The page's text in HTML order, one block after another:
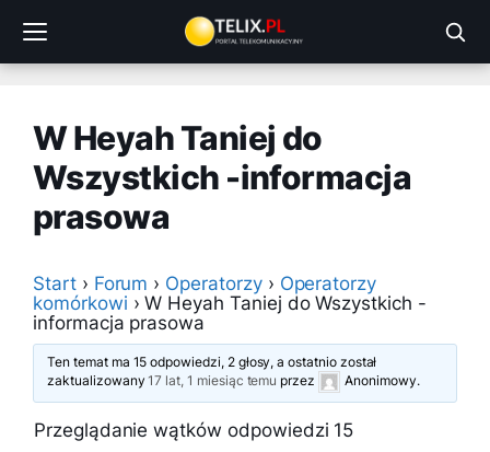
treści
W Heyah Taniej do
Wszystkich -informacja
prasowa
Start › Forum › Operatorzy › Operatorzy
komórkowi › W Heyah Taniej do Wszystkich -
informacja prasowa
Ten temat ma 15 odpowiedzi, 2 głosy, a ostatnio został
zaktualizowany17 lat, 1 miesiąc temu przez Anonimowy.
Przeglądanie wątków odpowiedzi 15